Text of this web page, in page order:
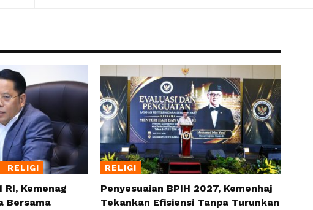
RELIGI
RI, Kemenag
Bersama
RELIGI
Penyesuaian BPIH 2027, Kemenhaj
Tekankan Efisiensi Tanpa Turunkan